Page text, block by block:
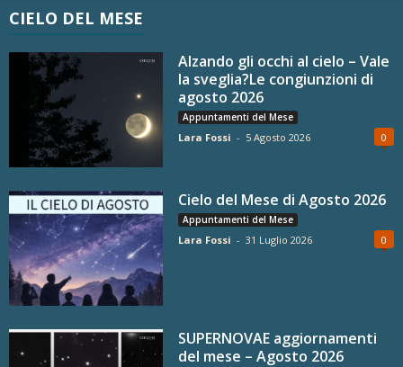
CIELO DEL MESE
Alzando gli occhi al cielo – Vale
la sveglia?Le congiunzioni di
agosto 2026
Appuntamenti del Mese
Lara Fossi - 5 Agosto 2026 0
Cielo del Mese di Agosto 2026
Appuntamenti del Mese
Lara Fossi - 31 Luglio 2026 0
SUPERNOVAE aggiornamenti
del mese – Agosto 2026